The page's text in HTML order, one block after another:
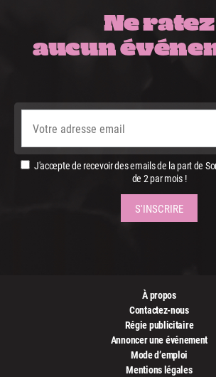
Ne ratez
aucun
J'accepte de recevoir des emails de la part de
de 2 par mois !
À propos
Contactez-nous
Régie publicitaire
Annoncer une événement
Mode d’emploi
Mentions légales